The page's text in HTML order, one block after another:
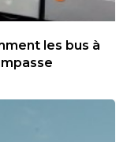
les bus à